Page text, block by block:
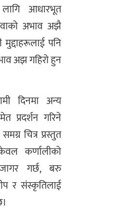
आधारभूत
अभाव अझै
मुद्दाहरूलाई पनि
अझ गहिरो हुन
दिनमा अन्य
प्रदर्शन गरिने
चित्र प्रस्तुत
कर्णालीको
गर्छ, बरु
र संस्कृतिलाई